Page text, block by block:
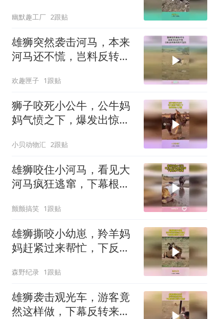
幽默趣工厂 2跟贴
雄狮突然袭击河马，本来
河马还不慌，岂料反转来
欢趣匣子 1跟贴
狮子咬死小公牛，公牛妈
妈气愤之下，爆发出惊人
小贝动物汇 2跟贴
雄狮咬住小河马，看见大
河马疯狂逃窜，下幕根本
颤颤搞笑 1跟贴
雄狮撕咬小幼崽，羚羊妈
妈赶紧过来帮忙，下反转
森野纪录 1跟贴
雄狮袭击观光车，游客竟
然这样做，下幕反转来的